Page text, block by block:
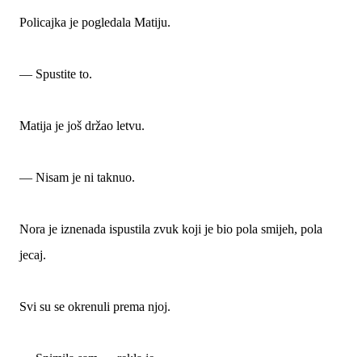
Policajka je pogledala Matiju.
— Spustite to.
Matija je još držao letvu.
— Nisam je ni taknuo.
Nora je iznenada ispustila zvuk koji je bio pola smijeh, pola
jecaj.
Svi su se okrenuli prema njoj.